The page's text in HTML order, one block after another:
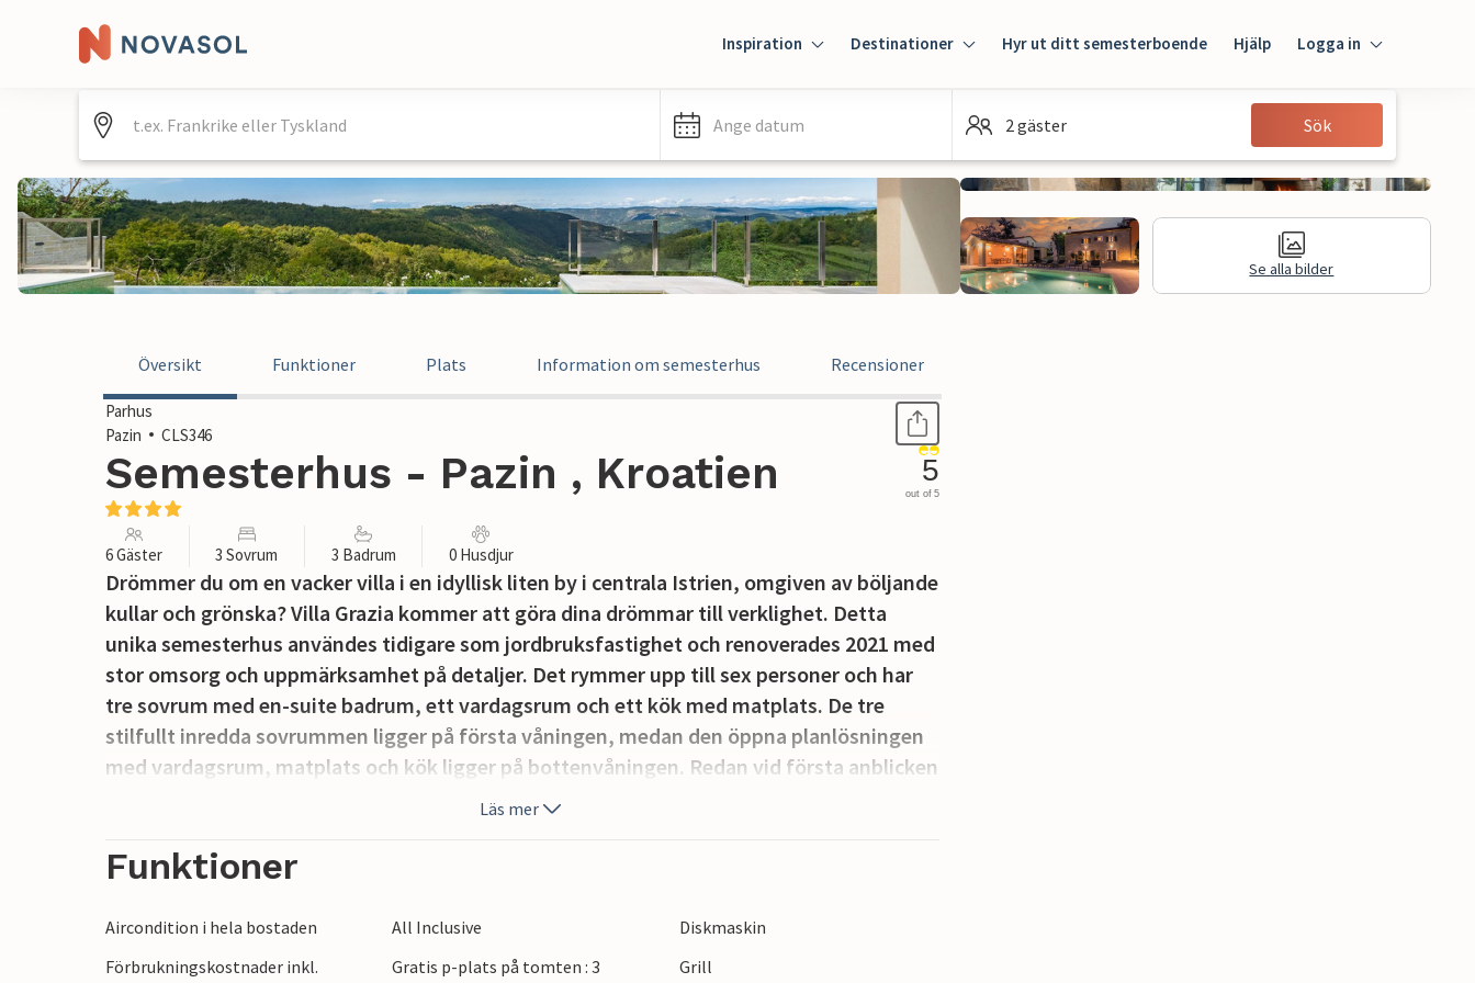
Inspiration Destinationer Hyr ut ditt semesterboende Hjälp Logga in
Gäst
Ange datum 2 gäster Sök
Se alla bilder
Översikt Funktioner Plats Information om semesterhus Recensioner
Parhus
Pazin
CLS346
Semesterhus - Pazin , Kroatien 5
out of 5
6 Gäster 3 Sovrum 3 Badrum 0 Husdjur
Drömmer du om en vacker villa i en idyllisk liten by i centrala Istrien, omgiven av böljande
kullar och grönska? Villa Grazia kommer att göra dina drömmar till verklighet. Detta
unika semesterhus användes tidigare som jordbruksfastighet och renoverades 2021 med
stor omsorg och uppmärksamhet på detaljer. Det rymmer upp till sex personer och har
tre sovrum med en-suite badrum, ett vardagsrum och ett kök med matplats. De tre
stilfullt inredda sovrummen ligger på första våningen, medan den öppna planlösningen
med vardagsrum, matplats och kök ligger på bottenvåningen. Redan vid första anblicken
märks det att varje detalj har tagits om hand i inredningen. De moderna, eleganta
detta semesterhus en verkligt unik atmosfär.
över Istriens kullar. Här kan du låta tankarna flyga fritt och ladda batterierna. Det finns
Läs mer
Funktioner
Aircondition i hela bostaden All Inclusive
Diskmaskin
Förbrukningskostnader inkl.
Gratis p-plats på tomten : 3
Grill